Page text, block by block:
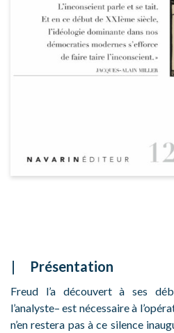
Présentation
Freud l’a découvert à ses
l’analyste– est nécessaire à
n’en restera pas à ce silence